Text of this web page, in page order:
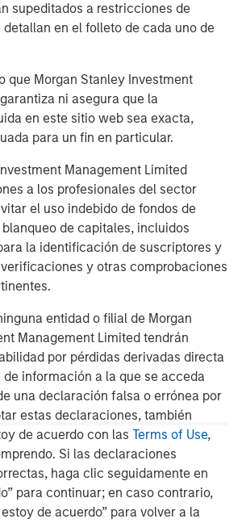
supeditados a restricciones de
detallan en el folleto de cada uno de
que Morgan Stanley Investment
ni asegura que la
en este sitio web sea exacta,
para un fin en particular.
Management Limited
a los profesionales del sector
el uso indebido de fondos de
de capitales, incluidos
la identificación de suscriptores y
y otras comprobaciones
entidad o filial de Morgan
Management Limited tendrán
por pérdidas derivadas directa
información a la que se acceda
una declaración falsa o errónea por
estas declaraciones, también
de acuerdo con lasTerms of Use,
Si las declaraciones
haga clic seguidamente en
para continuar; en caso contrario,
de acuerdo” para volver a la
Duration
Based
Interest Rates
Matas Vala explore the
Strategy Model, one of the
the team uses to enhance their
as it helps provide structure
and processing
data.